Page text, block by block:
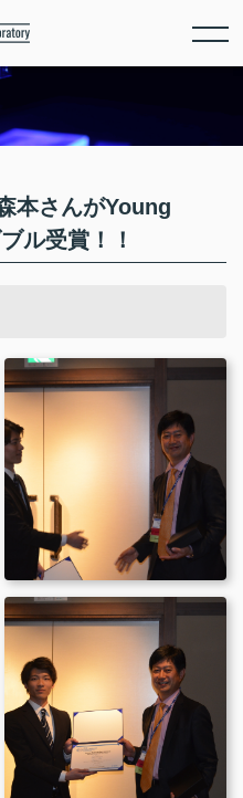
本さんがYoung
ル受賞！！